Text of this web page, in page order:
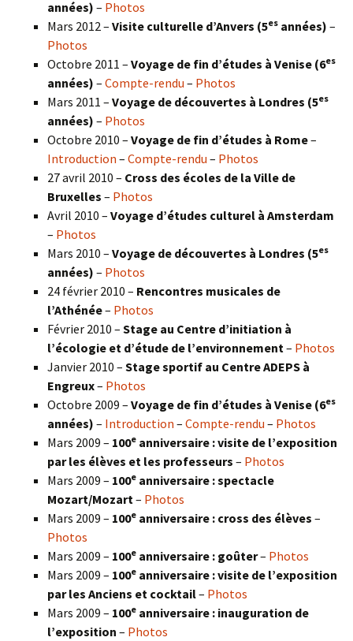
années) – Photos
Mars 2012 – Visite culturelle d’Anvers (5es années) –
Photos
Octobre 2011 – Voyage de fin d’études à Venise (6es
années) – Compte-rendu – Photos
Mars 2011 – Voyage de découvertes à Londres (5es
années) – Photos
Octobre 2010 – Voyage de fin d’études à Rome–
Introduction – Compte-rendu – Photos
27 avril 2010 – Cross des écoles de la Ville de
Bruxelles – Photos
Avril 2010 – Voyage d’études culturel à Amsterdam
– Photos
Mars 2010 – Voyage de découvertes à Londres (5es
années) – Photos
24 février 2010 – Rencontres musicales de
l’Athénée– Photos
Février 2010 – Stage au Centre d’initiation à
l’écologie et d’étude de l’environnement – Photos
Janvier 2010 – Stage sportif au Centre ADEPS à
Engreux– Photos
Octobre 2009 – Voyage de fin d’études à Venise (6es
années) – Introduction – Compte-rendu – Photos
Mars 2009 – 100e anniversaire : visite de l’exposition
par les élèves et les professeurs – Photos
Mars 2009 – 100e anniversaire : spectacle
Mozart/Mozart – Photos
Mars 2009 – 100e anniversaire : cross des élèves –
Photos
Mars 2009 – 100e anniversaire : goûter– Photos
Mars 2009 – 100e anniversaire : visite de l’exposition
par les Anciens et cocktail– Photos
Mars 2009 – 100e anniversaire : inauguration de
l’exposition – Photos